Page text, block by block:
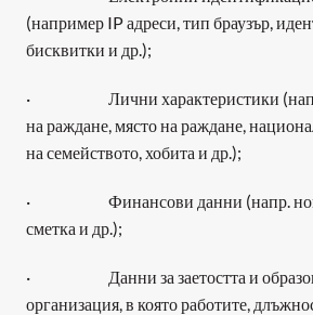
(например IP адреси, тип браузър,
бисквитки и др.);
·                        Лични
на раждане, място на раждане,
на семейството, хобита и др.);
·                        Финансови данни
сметка и др.);
·                        Данни за заетостта и
организация, в която работите,